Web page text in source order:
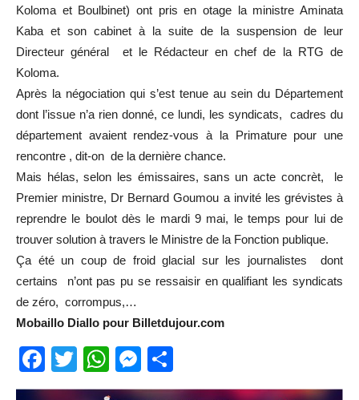
Koloma et Boulbinet) ont pris en otage la ministre Aminata
Kaba et son cabinet à la suite de la suspension de leur
Directeur général et le Rédacteur en chef de la RTG de
Koloma.
Après la négociation qui s’est tenue au sein du Département
dont l’issue n’a rien donné, ce lundi, les syndicats, cadres du
département avaient rendez-vous à la Primature pour une
rencontre , dit-on de la dernière chance.
Mais hélas, selon les émissaires, sans un acte concrèt, le
Premier ministre, Dr Bernard Goumou a invité les grévistes à
reprendre le boulot dès le mardi 9 mai, le temps pour lui de
trouver solution à travers le Ministre de la Fonction publique.
Ça été un coup de froid glacial sur les journalistes dont
certains n’ont pas pu se ressaisir en qualifiant les syndicats
de zéro, corrompus,…
Mobaillo Diallo pour Billetdujour.com
Facebook
TwitterWhatsApp
Messenger